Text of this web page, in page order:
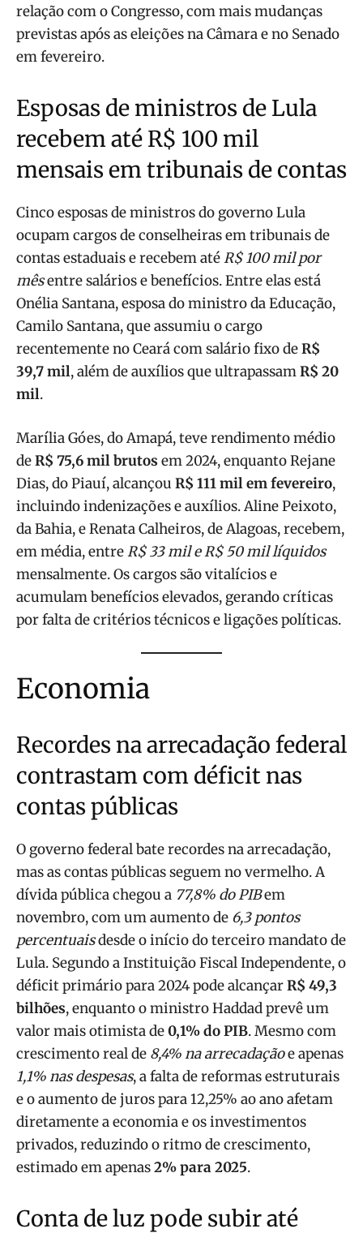
relação com o Congresso, com mais mudanças
previstas após as eleições na Câmara e no Senado
em fevereiro.
Esposas de ministros de Lula
recebem até R$ 100 mil
mensais em tribunais de contas
Cinco esposas de ministros do governo Lula
ocupam cargos de conselheiras em tribunais de
contas estaduais e recebem atéR$ 100 mil por
mêsentre salários e benefícios. Entre elas está
Onélia Santana, esposa do ministro da Educação,
Camilo Santana, que assumiu o cargo
recentemente no Ceará com salário fixo deR$
39,7 mil, além de auxílios que ultrapassamR$ 20
mil.
Marília Góes, do Amapá, teve rendimento médio
deR$ 75,6 mil brutos em 2024, enquanto Rejane
Dias, do Piauí, alcançou R$ 111 mil em fevereiro,
incluindo indenizações e auxílios. Aline Peixoto,
da Bahia, e Renata Calheiros, de Alagoas, recebem,
em média, entreR$ 33 mil e R$ 50 mil líquidos
mensalmente. Os cargos são vitalícios e
acumulam benefícios elevados, gerando críticas
por falta de critérios técnicos e ligações políticas.
Economia
Recordes na arrecadação federal
contrastam com déficit nas
contas públicas
O governo federal bate recordes na arrecadação,
mas as contas públicas seguem no vermelho. A
dívida pública chegou a 77,8% do PIBem
novembro, com um aumento de 6,3 pontos
percentuaisdesde o início do terceiro mandato de
Lula. Segundo a Instituição Fiscal Independente, o
déficit primário para 2024 pode alcançarR$ 49,3
bilhões, enquanto o ministro Haddad prevê um
valor mais otimista de0,1% do PIB. Mesmo com
crescimento real de 8,4% na arrecadaçãoe apenas
1,1% nas despesas, a falta de reformas estruturais
e o aumento de juros para 12,25% ao ano afetam
diretamente a economia e os investimentos
privados, reduzindo o ritmo de crescimento,
estimado em apenas2% para 2025.
Conta de luz pode subir até